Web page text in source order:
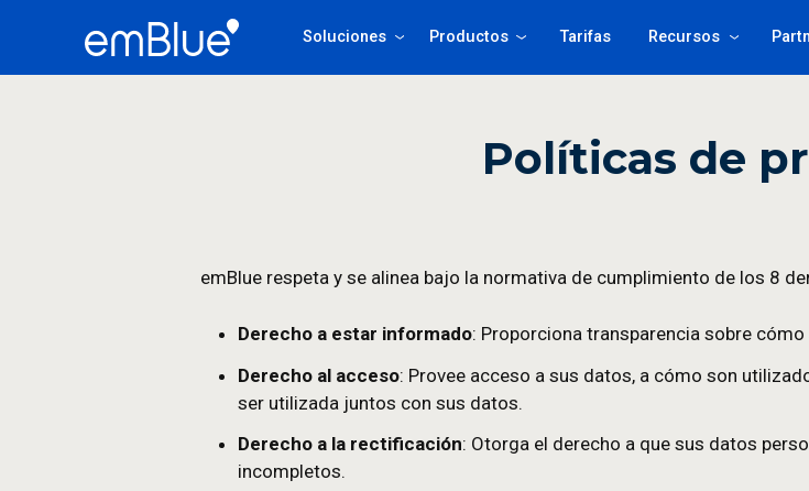
Soluciones Productos Tarifas
Políticas de
emBlue respeta y se alinea bajo la normativa de
Derecho a estar informado : Proporciona
Derecho al acceso : Provee acceso a sus datos, a
ser utilizada juntos con sus datos.